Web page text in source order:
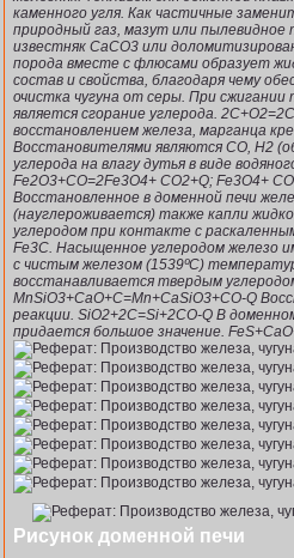
каменного угля. Как частичные
природный газ, мазут или
известняк CaCO3 или
порода вместе с флюсами образует
состав и свойства, благодаря чему
очистка чугуна от серы. При
является сгорание углерода.
восстановлением железа, марганца
Восстановителями являются СО, Н2
углерода на влагу дутья в виде
Fe2O3+СО=2Fe3O4+ СО2+Q; Fe3O4+
Восстановленное в доменной печи
(науглероживается) также капли
углеродом при контакте с
Fe3C. Насыщенное углеродом железо
с чистым железом (1539ºС)
восстанавливается твердым
MnSiO3+CaO+C=Mn+CaSiO3+CO-Q
реакции. SiО2+2C=Si+2CO-Q В
придается большое значение.
Рисунок доменной печи